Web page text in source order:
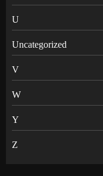
U
Uncategorized
V
W
Y
Z